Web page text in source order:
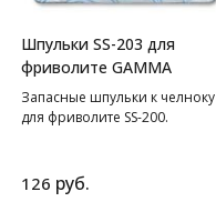
Шпульки SS-203 для
фриволите GAMMA
Запасные шпульки к челноку
для фриволите SS-200.
126 руб.